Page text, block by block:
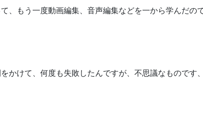
、もう一度動画編集、音声編集などを一から学んだの
かけて、何度も失敗したんですが、不思議なものです